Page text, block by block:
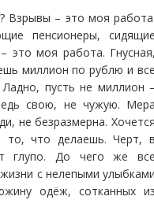
Взрывы – это моя
пенсионеры,
это моя работа.
миллион по рублю и
пусть не миллион
свою, не чужую.
не безразмерна.
то, что делаешь. Черт,
глупо. До чего же
с нелепыми
одёж, сотканных